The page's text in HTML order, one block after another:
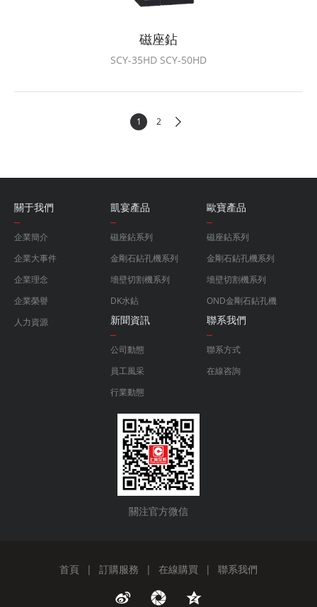
磁座鉆
SCY-35HD SCY-50HD
1 2
關于我們
企業簡介
企業大事件
企業理念
企業榮譽
人力資源
凱宴產品
磁座鉆系列
金剛石鉆孔機系列
墻壁切割機系列
DK水鉆
歐寶產品
磁座鉆系列
金剛石鉆孔機系列
墻壁切割機系列
OND金剛石鉆孔機
新聞資訊
公司動態
員工風采
行業動態
聯系我們
聯系方式
在線咨詢
關注官方微信
首頁 | 訂購服務 | 在線購買 | 聯系我們